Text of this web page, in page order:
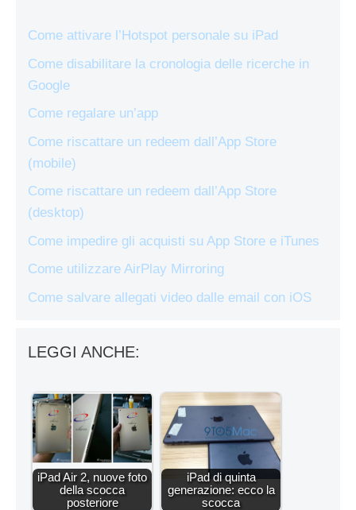
Come attivare l’Hotspot personale su iPad
Come disabilitare la cronologia delle ricerche in
Google
Come regalare un’app
Come riscattare un redeem dall’App Store
(mobile)
Come riscattare un redeem dall’App Store
(desktop)
Come impedire gli acquisti su App Store e iTunes
Come utilizzare AirPlay Mirroring
Come salvare allegati video dalle email con iOS
LEGGI ANCHE:
iPad Air 2, nuove foto
della scocca
posteriore
iPad di quinta
generazione: ecco la
scocca